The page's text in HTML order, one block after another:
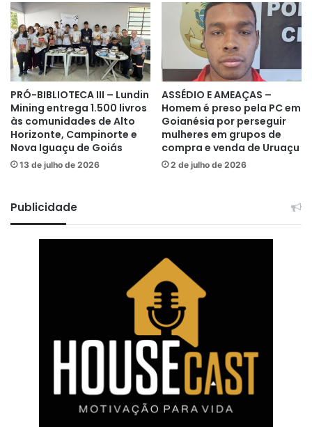
PRÓ-BIBLIOTECA III – Lundin
Mining entrega 1.500 livros
às comunidades de Alto
Horizonte, Campinorte e
Nova Iguaçu de Goiás
13 de julho de 2026
ASSÉDIO E AMEAÇAS –
Homem é preso pela PC em
Goianésia por perseguir
mulheres em grupos de
compra e venda de Uruaçu
2 de julho de 2026
Publicidade